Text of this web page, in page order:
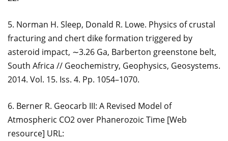
5. Norman H. Sleep, Donald R. Lowe. Physics of crustal
fracturing and chert dike formation triggered by
asteroid impact, ∼3.26 Ga, Barberton greenstone belt,
South Africa // Geochemistry, Geophysics, Geosystems.
2014. Vol. 15. Iss. 4. Pp. 1054–1070.
6. Berner R. Geocarb III: A Revised Model of
Atmospheric CO2 over Phanerozoic Time [Web
resource] URL: